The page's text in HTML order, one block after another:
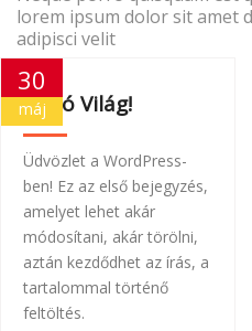
KAPCSOLAT
lorem ipsum dolor sit amet
adipisci velit
30
máj
Helló Világ!
Üdvözlet a WordPress-
ben! Ez az első bejegyzés,
amelyet lehet akár
módosítani, akár törölni,
aztán kezdődhet az írás, a
tartalommal történő
feltöltés.